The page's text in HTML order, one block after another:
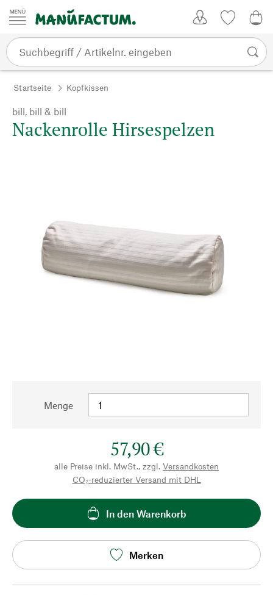
Zum Inhalt springen
Startseite Kopfkissen
bill, bill & bill
Nackenrolle Hirsespelzen
Menge
57,90 €
alle Preise inkl. MwSt., zzgl. Versandkosten
CO₂-reduzierter Versand mit DHL
In den Warenkorb
Merken